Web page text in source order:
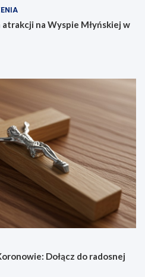
na Wyspie Młyńskiej w
Dołącz do radosnej